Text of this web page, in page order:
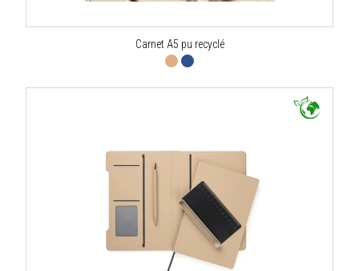
Carnet A5 pu recyclé